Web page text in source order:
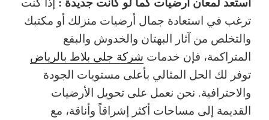
ترغب في استعادة جمال أرضيات منزلك أو مكتبك
والتخلص من آثار البهتان والخدوش والبقع
المتراكمة، فإن خدمات شركة جلي بلاط بالرياض
توفر لك الحل المثالي بأعلى مستويات الجودة
والاحترافية. نحن نعمل على تحويل الأرضيات
القديمة إلى مساحات أكثر إشراقاً وأناقة، مع